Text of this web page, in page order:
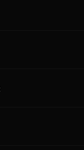
Reserved | Web project